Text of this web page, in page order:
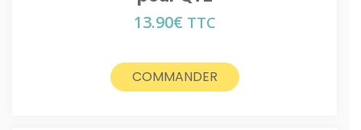
13.90€ TTC
COMMANDER